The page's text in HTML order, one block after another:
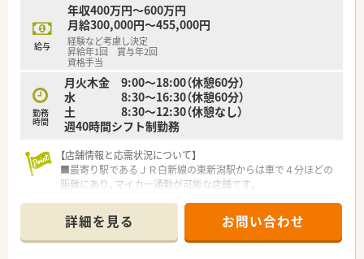
【やりがい/おすすめポイント】
■年2回の賞与支給があり、過去には4.5ヶ月分の支給実績がある
など日々の頑張りがしっかりと評価されます。
■水曜日と土曜日は12時までの勤務となっているため、午後の
時間を有効に活用してリフレッシュできます。
■退職金制度や慶弔金にくわえて、インフルエンザ予防接種の補
助など各種の福利厚生が網羅されています。
給与
年収400万円～600万円
月給300,000円～455,000円
経験など考慮し決定
昇給年1回 賞与年2回
資格手当
勤務
時間
月火木金 9:00～18:00（休憩60分）
水 8:30～16:30（休憩60分）
土 8:30～12:30（休憩なし）
週40時間シフト制勤務
【店舗情報と応需状況について】
■最寄り駅であるＪＲ白新線の東新潟駅からは車で４分ほどの
距離にあり、マイカー通勤が可能な店舗です。
メインに、１日平均６０枚ほど応需しています。
■現在は常勤の薬剤師が２名在籍しており、無理のない人員体制
の中で落ち着いて業務に取り組める環境です。
詳細を見る お問い合わせ